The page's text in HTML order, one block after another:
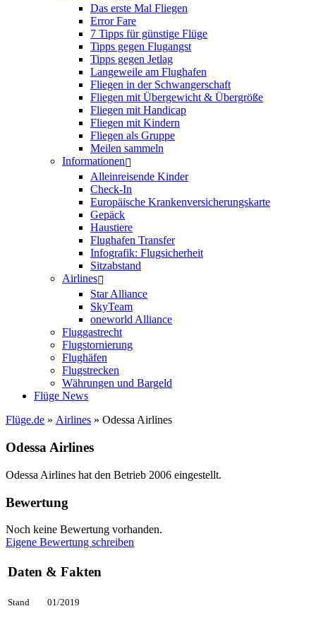
Das erste Mal Fliegen
Error Fare
7 Tipps für günstige Flüge
Tipps gegen Flugangst
Tipps gegen Jetlag
Langeweile am Flughafen
Fliegen in der Schwangerschaft
Fliegen mit Übergewicht & Übergröße
Fliegen mit Handicap
Fliegen mit Kindern
Fliegen als Gruppe
Meilen sammeln
Informationen
Alleinreisende Kinder
Check-In
Europäische Krankenversicherungskarte
Gepäck
Haustiere
Flughafen Transfer
Infografik: Flugsicherheit
Sitzabstand
Airlines
Star Alliance
SkyTeam
oneworld Alliance
Fluggastrecht
Flugstornierung
Flughäfen
Flugstrecken
Währungen und Bargeld
Flüge News
Flüge.de » Airlines » Odessa Airlines
Odessa Airlines
Odessa Airlines hat den Betrieb 2006 eingestellt.
Bewertung
Noch keine Bewertung vorhanden.
Eigene Bewertung schreiben
Daten & Fakten
Stand 01/2019